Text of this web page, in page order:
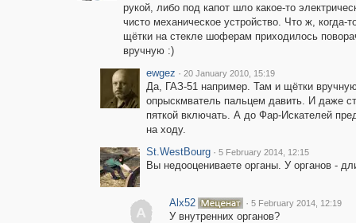
рукой, либо под капот шло какое-то
чисто механическое устройство. Что ж, когда-
щётки на стекле шоферам приходилось
вручную :)
ewgez · 20 January 2010, 15:19
Да, ГАЗ-51 например. Там и щётки
опрыскмватель пальцем давить. И даже
пяткой включать. А до Фар-Искателей
на ходу.
St.WestBourg · 5 February 2014, 12:15
Вы недооцениваете органы. У органов -
A
Alx52 · 5 February 2014, 12:19
У внутренних органов?